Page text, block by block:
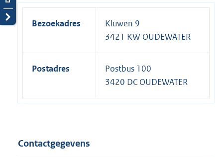
Bezoekadres
Kluwen 9
3421 KW OUDEWATER
Postadres
Postbus 100
3420 DC OUDEWATER
Contactgegevens